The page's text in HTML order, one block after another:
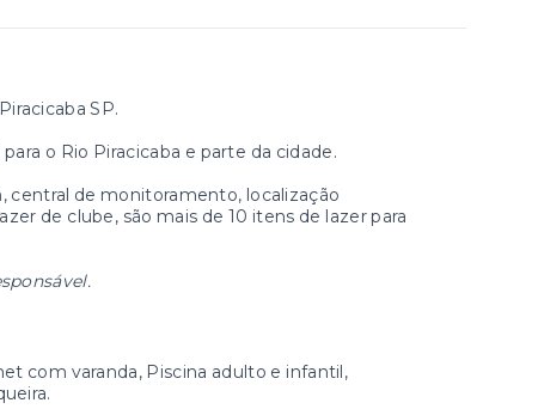
SP.
o Rio Piracicaba e parte da cidade.
central de monitoramento, localização
de clube, são mais de 10 itens de lazer para
com varanda, Piscina adulto e infantil,